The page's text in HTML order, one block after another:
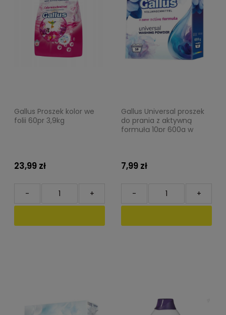
Gallus Proszek kolor we
folii 60pr 3,9kg
23,99 zł
+
-
Gallus Universal proszek
do prania z aktywną
formułą 10pr 600g w
7,99 zł
+
-